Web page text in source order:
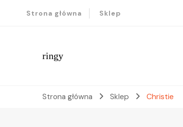
Strona główna Sklep
ringy
Strona główna Sklep Christie